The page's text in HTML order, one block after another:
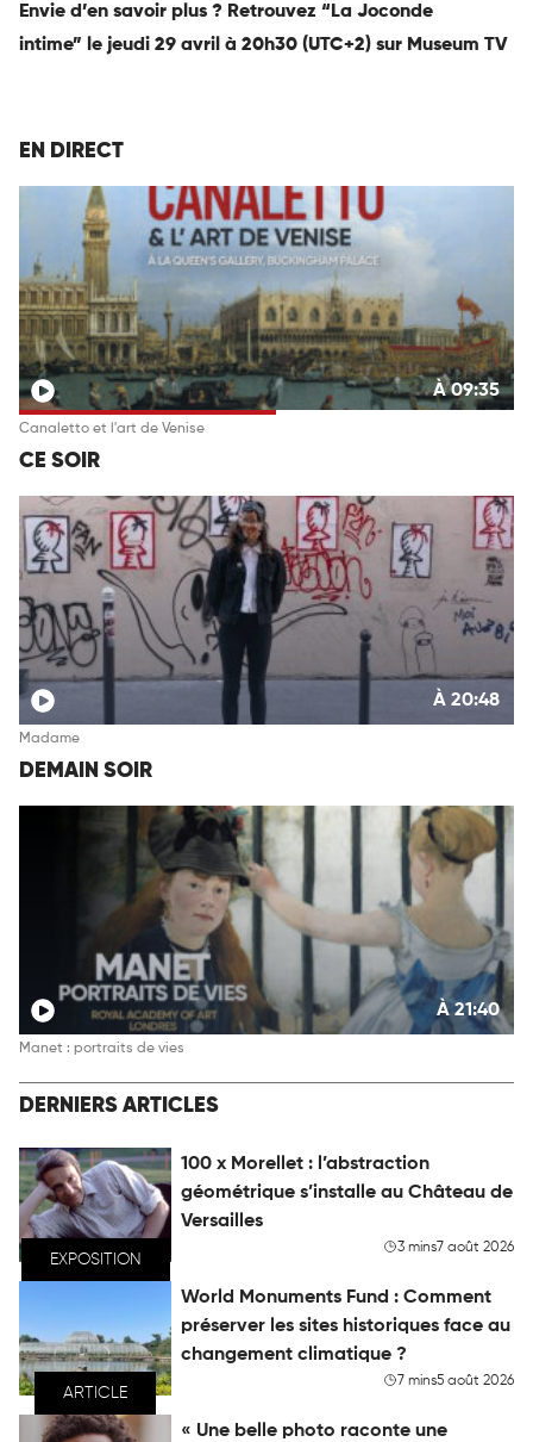
Envie d’en savoir plus ? Retrouvez “La Joconde
intime” le jeudi 29 avril à 20h30 (UTC+2) sur Museum TV
EN DIRECT
À 09:35
Canaletto et l'art de Venise
CE SOIR
À 20:48
Madame
DEMAIN SOIR
À 21:40
Manet : portraits de vies
DERNIERS ARTICLES
EXPOSITION
100 x Morellet : l’abstraction
géométrique s’installe au Château de
Versailles
3 mins7 août 2026
ARTICLE
World Monuments Fund : Comment
préserver les sites historiques face au
changement climatique ?
7 mins5 août 2026
« Une belle photo raconte une